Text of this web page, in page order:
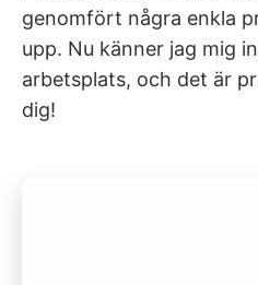
genomfört några enkla
upp. Nu känner jag mig
arbetsplats, och det är
dig!